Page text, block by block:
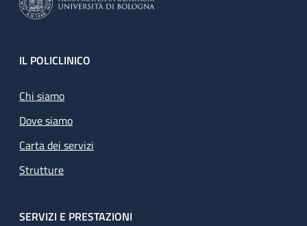
Footer
IL POLICLINICO
Chi siamo
Dove siamo
Carta dei servizi
Strutture
SERVIZI E PRESTAZIONI